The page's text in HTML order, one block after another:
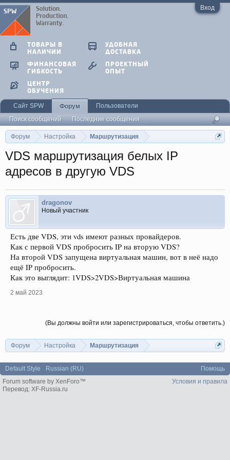
Вход
Форум Настройка Маршрутизация
VDS маршрутизация белых IP
адресов в другую VDS
dragonov
Новый участник
Есть две VDS, эти vds имеют разных провайдеров.
Как с первой VDS пробросить IP на вторую VDS?
На второй VDS запущена виртуальная машин, вот в неё надо
ещё IP пробросить.
Как это выглядит: 1VDS>2VDS>Виртуальная машина
2 май 2023
(Вы должны войти или зарегистрироваться, чтобы ответить.)
Форум Настройка Маршрутизация
ТОВАРЫ В
НАЛИЧИИ
УДОБНАЯ
ДОСТАВКА
ФИНАНСОВАЯ
ГИБКОСТЬ
ПРОЕКТНЫЙ
ОПЫТ
ЦЕНТР
ОБУЧЕНИЯ
Сайт SPW
Форум
Поиск сообщений
Последние сообщения
Пользователи
Default Style Russian (RU)
Помощь
Условия и правила
Forum software by XenForo™
Перевод: XF-Russia.ru